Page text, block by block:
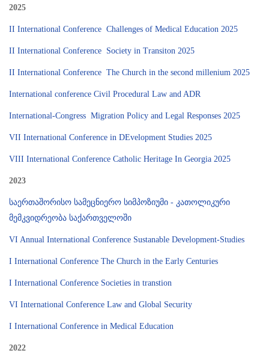
2025
II International Conference Challenges of Medical Education 2025
II International Conference Society in Transiton 2025
II International Conference The Church in the second millenium 2025
International conference Civil Procedural Law and ADR
International-Congress Migration Policy and Legal Responses 2025
VII International Conference in DEvelopment Studies 2025
VIII International Conference Catholic Heritage In Georgia 2025
2023
საერთაშორისო სამეცნიერო სიმპოზიუმი - კათოლიკური
მემკვიდრეობა საქართველოში
VI Annual International Conference Sustanable Development-Studies
I International Conference The Church in the Early Centuries
I International Conference Societies in transtion
VI International Conference Law and Global Security
I International Conference in Medical Education
2022